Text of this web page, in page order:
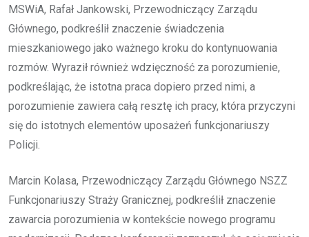
MSWiA, Rafał Jankowski, Przewodniczący Zarządu
Głównego, podkreślił znaczenie świadczenia
mieszkaniowego jako ważnego kroku do kontynuowania
rozmów. Wyraził również wdzięczność za porozumienie,
podkreślając, że istotna praca dopiero przed nimi, a
porozumienie zawiera całą resztę ich pracy, która przyczyni
się do istotnych elementów uposażeń funkcjonariuszy
Policji.
Marcin Kolasa, Przewodniczący Zarządu Głównego NSZZ
Funkcjonariuszy Straży Granicznej, podkreślił znaczenie
zawarcia porozumienia w kontekście nowego programu